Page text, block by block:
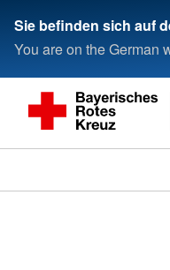
Sie befinden sich auf
You are on the German